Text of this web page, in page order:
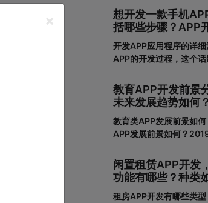
在
到购买商品的便利，所以
移动网购平台越来越多。
地吸引用户，许多企业和
致力于返利购物app的建
购物app有什么优势？一
者的
想开发一款手机
括哪些步骤？APP
程详解
开发APP应用程序的详
APP的开发过程，这个话
可能并不陌生，但是对于
接触过这个板块的人来说
难理解了。其实，APP开
并不复杂，接下来就带
一下一套完整的APP开发
0
教育APP开发前景
未来发展趋势如何？
教育类APP发展前景如
APP发展前景如何？
构搭建的一个智能化、个
息化的网络展示平台。在
天真的来了吗？据调查
2018年6月，我国网民
闲置租赁APP开发
功能有哪些？种类
分？
租房APP开发有哪些类
×